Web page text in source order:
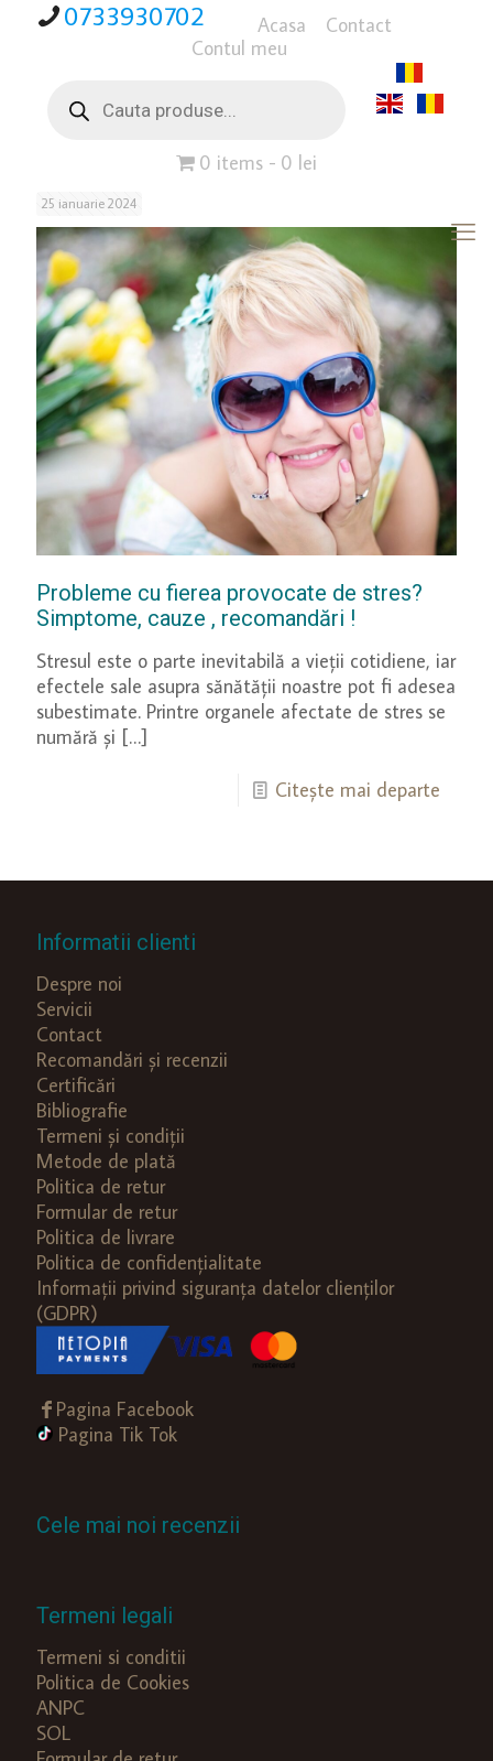
0733930702 Acasa
Contact
Contul meu
search
0 items 0 lei
25 ianuarie 2024
Probleme cu fierea provocate de stres?
Simptome, cauze , recomandări !
Stresul este o parte inevitabilă a vieții cotidiene, iar
efectele sale asupra sănătății noastre pot fi adesea
subestimate. Printre organele afectate de stres se
numără și […]
Citește mai departe
Informatii clienti
Despre noi
Servicii
Contact
Recomandări și recenzii
Certificări
Bibliografie
Termeni și condiții
Metode de plată
Politica de retur
Formular de retur
Politica de livrare
Politica de confidențialitate
Informații privind siguranța datelor clienților
(GDPR)
Pagina Facebook
Pagina Tik Tok
Cele mai noi recenzii
Termeni legali
Termeni si conditii
Politica de Cookies
ANPC
SOL